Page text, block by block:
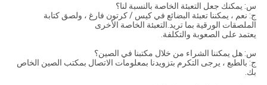
س: يمكنك جعل التعبئة الخاصة بالنسبة لنا؟
ج: نعم ، يمكننا تعبئة البضائع في كيس / كرتون فارغ ، ولصق كتابة
الملصقات الورقية بما تريد.التعبئة الخاصة الأخرى
يعتمد على الصعوبة والتكلفة.
س: هل يمكننا الشراء من خلال مكتبنا في الصين؟
ج: بالطبع ، يرجى التكرم بتزويدنا بمعلومات الاتصال بمكتب الصين الخاص
بك.